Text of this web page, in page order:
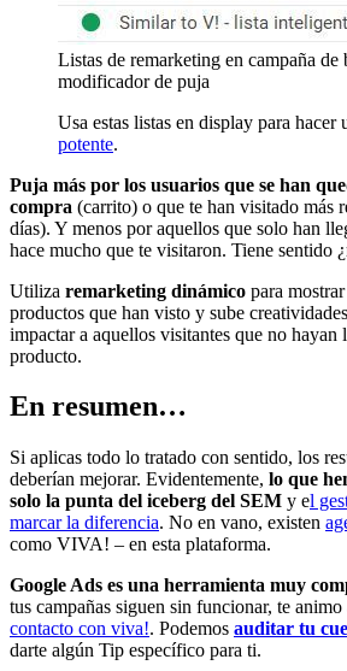
Listas de remarketing en campaña de
modificador de puja
Usa estas listas en display para hacer
potente.
Puja más por los usuarios que se han
compra (carrito) o que te han visitado más
días). Y menos por aquellos que solo han
hace mucho que te visitaron. Tiene sentido
Utiliza remarketing dinámico para
productos que han visto y sube
impactar a aquellos visitantes que no hayan
producto.
En resumen…
Si aplicas todo lo tratado con sentido, los
deberían mejorar. Evidentemente, lo que
solo la punta del iceberg del SEM y el
marcar la diferencia. No en vano, existen
como VIVA! – en esta plataforma.
Google Ads es una herramienta muy
tus campañas siguen sin funcionar, te animo
contacto con viva!. Podemos auditar tu
darte algún Tip específico para ti.